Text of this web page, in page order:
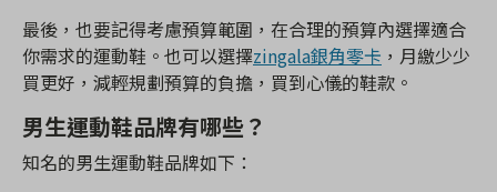
最後，也要記得考慮預算範圍，在合理的預算內選擇適合
你需求的運動鞋。也可以選擇zingala銀角零卡 ，月繳少少
買更好，減輕規劃預算的負擔，買到心儀的鞋款。
男生運動鞋品牌有哪些？
知名的男生運動鞋品牌如下：